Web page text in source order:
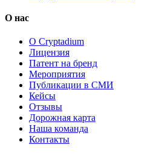
О нас
О Cryptadium
Лицензия
Патент на бренд
Мероприятия
Публикации в СМИ
Кейсы
Отзывы
Дорожная карта
Наша команда
Контакты